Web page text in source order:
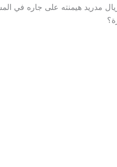
مدريد هيمنته على جاره في